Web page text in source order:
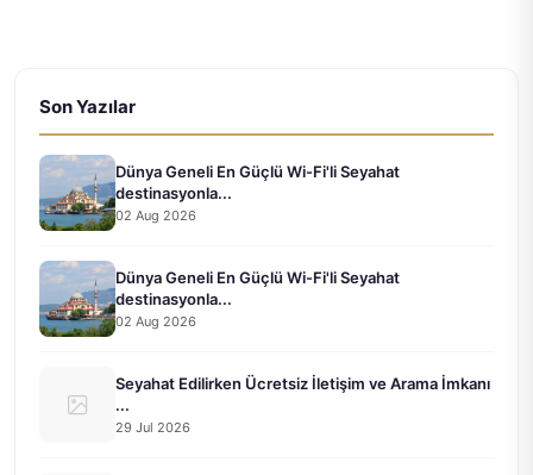
Son Yazılar
Dünya Geneli En Güçlü Wi-Fi'li Seyahat
destinasyonla...
02 Aug 2026
Dünya Geneli En Güçlü Wi-Fi'li Seyahat
destinasyonla...
02 Aug 2026
Seyahat Edilirken Ücretsiz İletişim ve Arama İmkanı
...
29 Jul 2026